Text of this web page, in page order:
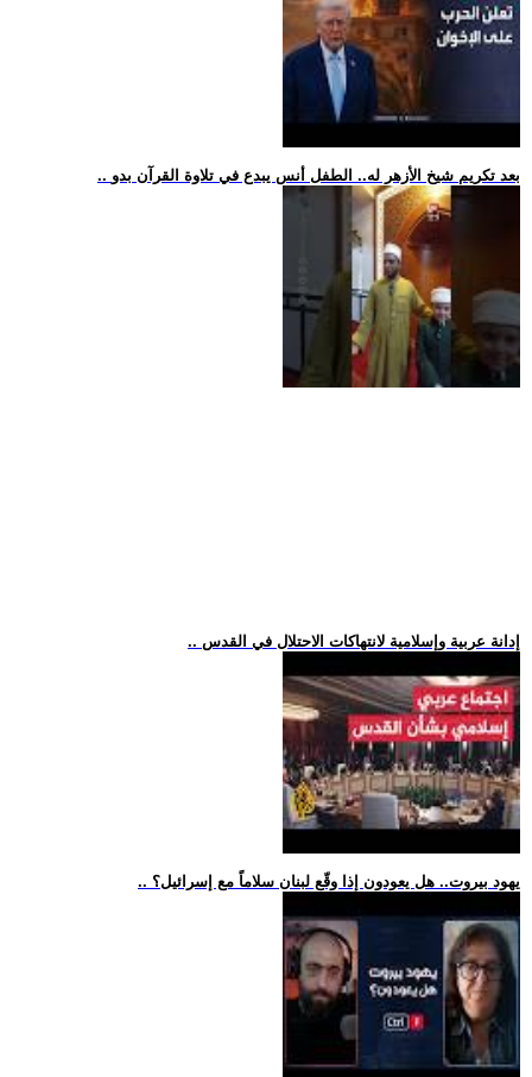
.. بعد تكريم شيخ الأزهر له.. الطفل أنس يبدع في تلاوة القرآن بدو
.. إدانة عربية وإسلامية لانتهاكات الاحتلال في القدس
.. يهود بيروت.. هل يعودون إذا وقّع لبنان سلاماً مع إسرائيل؟